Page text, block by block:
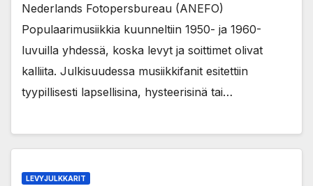
Nederlands Fotopersbureau (ANEFO)
Populaarimusiikkia kuunneltiin 1950- ja 1960-
luvuilla yhdessä, koska levyt ja soittimet olivat
kalliita. Julkisuudessa musiikkifanit esitettiin
tyypillisesti lapsellisina, hysteerisinä tai…
LEVYJULKKARIT